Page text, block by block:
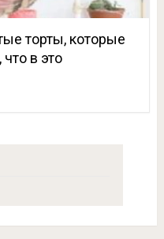
торты, которые
в это